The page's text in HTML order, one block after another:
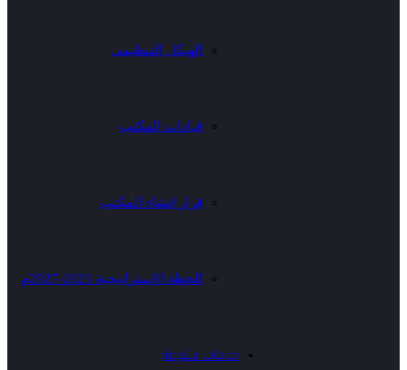
الهيكل التنظيمى
قيادات المكتب
قرار إنشاء المكتب
الخطة الاستراتيجية 2023-2027م
خدمات متنوعة